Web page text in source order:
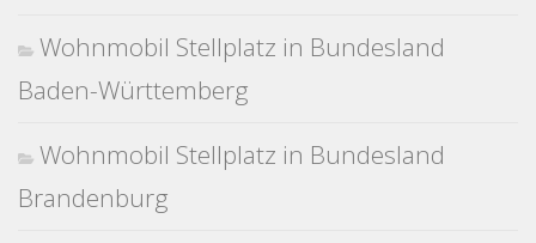
Wohnmobil Stellplatz in Bundesland
Baden-Württemberg
Wohnmobil Stellplatz in Bundesland
Brandenburg